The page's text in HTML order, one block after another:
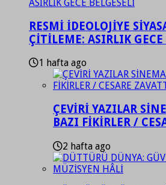
RESMİ İDEOLOJİYE
ÇİTİLEME: ASIRLIK GECE
1 hafta ago
ÇEVİRİ YAZILAR
BAZI FİKİRLER /
2 hafta ago